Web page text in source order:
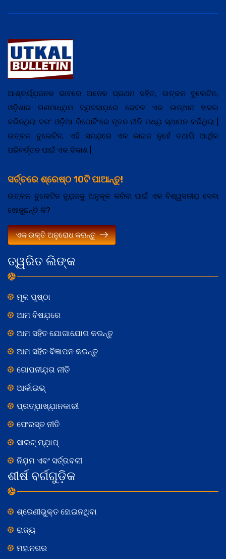
ତ୍ୱରିତ ଲିଙ୍କ
ମୂଳ ପୃଷ୍ଠା
ଆମ ବିଷଯ଼ରେ
ଆମ ସହିତ ଯୋଗାଯୋଗ କରନ୍ତୁ
ଆମ ସହିତ ବିଜ୍ଞାପନ କରନ୍ତୁ
ଗୋପନୀଯ଼ତା ନୀତି
ଆର୍କାଇଭ୍
ପ୍ରତ୍ଯ଼ାଖ୍ଯ଼ାନକାରୀ
ଫେରସ୍ତ ନୀତି
ସାଇଟ୍ ମ୍ଯ଼ାପ୍
ନିଯ଼ମ ଏବଂ ସର୍ତ୍ତାବଳୀ
ଶୀର୍ଷ ବର୍ଗଗୁଡ଼ିକ
ଶ୍ରେଣୀଭୁକ୍ତ ହୋଇନଥିବା
ରାଜ୍ୟ
ମହାନଗର
ଆଶ୍ଚର୍ଯ୍ଯ଼ଜନକ ଭାବରେ ଅନେକ ପ୍ରଥମ ସହିତ, ଉତ୍କଳ ବୁଲେଟିନ,
ଓଡ଼ିଶାର ଗଣମାଧ୍ଯ଼ମ ବ୍ଯ଼ବସାଯ଼ରେ କେବଳ ଏକ ଉତ୍ଥାନ ହାସଲ
କରିନଥିଲା ବରଂ ଓଡ଼ିଆ ରିପୋର୍ଟିଂରେ ନୂତନ ନୀତି ମଧ୍ଯ଼ ସ୍ଥାପନ କରିଥିଲା |
ଉତ୍କଳ ବୁଲେଟିନ, ଏହି ସମଯ଼ରେ ଏକ କାଗଜ ନୁହେଁ ତଥାପି ଆର୍ଥିକ
ପରିବର୍ତ୍ତନ ପାଇଁ ଏକ ବିକାଶ |
ସର୍ଚ୍ଚରେ ଶ୍ରେଷ୍ଠ 10ଟି ପାଆନ୍ତୁ!
ଉତ୍କଳ ବୁଲେଟିନ ନ୍ଯ଼ୁଜକୁ ଅନୁକୂଳ କରିବା ପାଇଁ ଏକ ବିଶ୍ୱସନୀଯ଼ ସେବା
ଖୋଜୁଛନ୍ତି କି?
ଏକ ଉକ୍ତି ଅନୁରୋଧ କରନ୍ତୁ